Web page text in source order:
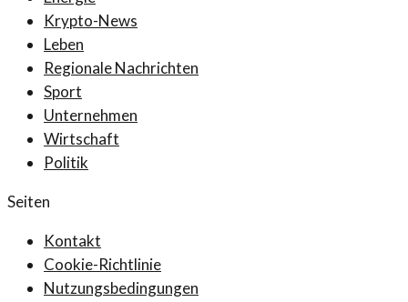
Krypto-News
Leben
Regionale Nachrichten
Sport
Unternehmen
Wirtschaft
Politik
Seiten
Kontakt
Cookie-Richtlinie
Nutzungsbedingungen